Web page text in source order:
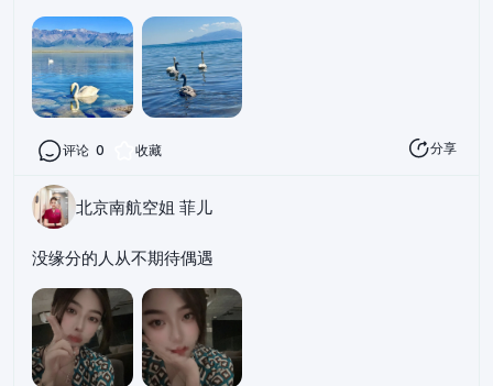
评论 0 收藏 分享
北京南航空姐 菲儿
没缘分的人从不期待偶遇